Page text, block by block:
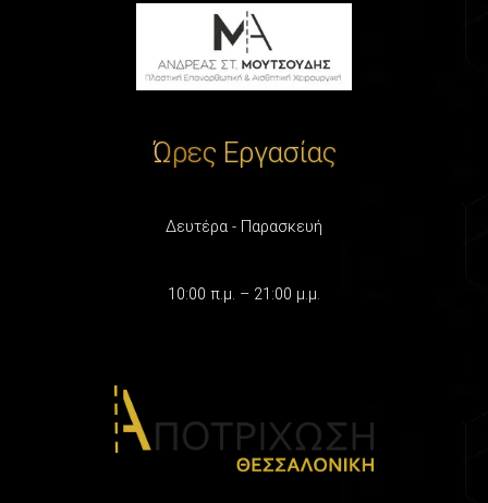
Ώρες Εργασίας
Δευτέρα - Παρασκευή
10:00 π.μ. – 21:00 μ.μ.